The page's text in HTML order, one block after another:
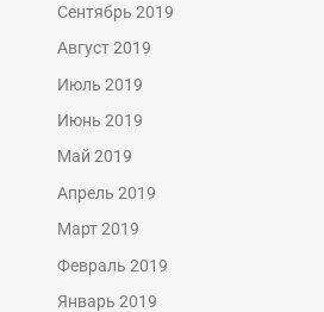
Сентябрь 2019
Август 2019
Июль 2019
Июнь 2019
Май 2019
Апрель 2019
Март 2019
Февраль 2019
Январь 2019